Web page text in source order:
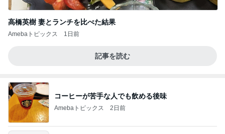
高橋英樹 妻とランチを比べた結果
Amebaトピックス 1日前
記事を読む
コーヒーが苦手な人でも飲める後味
Amebaトピックス 2日前